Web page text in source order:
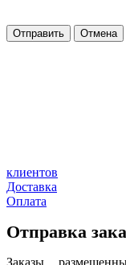
Отправить Отмена
клиентов
Доставка
Оплата
Отправка
Заказы,